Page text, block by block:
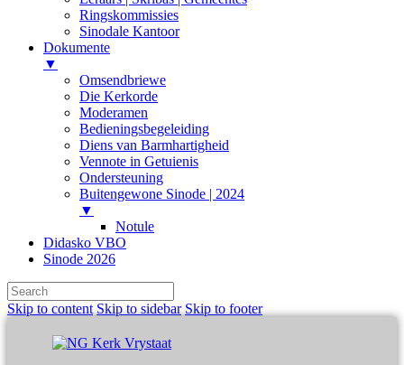
Ringskommissies
Sinodale Kantoor
Dokumente
▼
Omsendbriewe
Die Kerkorde
Moderamen
Bedieningsbegeleiding
Diens van Barmhartigheid
Vennote in Getuienis
Ondersteuning
Buitengewone Sinode | 2024
▼
Notule
Didasko VBO
Sinode 2026
Skip to content Skip to sidebar Skip to footer